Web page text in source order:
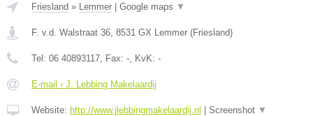
Friesland » Lemmer Google maps ▼
F. v.d. Walstraat 36 8531 GX Lemmer (Friesland)
Tel: 06 40893117 , Fax: - , KvK: -
E-mail › J. Lebbing Makelaardij
Website: http://www.jlebbingmakelaardij.nl Screenshot ▼